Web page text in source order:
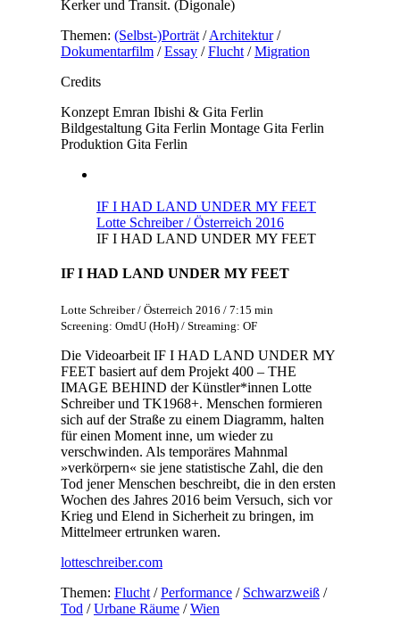
Kerker und Transit. (Digonale)
Themen: (Selbst-)Porträt/Architektur/
Dokumentarfilm/Essay/Flucht/Migration
Credits
Konzept Emran Ibishi & Gita Ferlin
Bildgestaltung Gita Ferlin Montage Gita Ferlin
Produktion Gita Ferlin
IF I HAD LAND UNDER MY FEET
Lotte Schreiber / Österreich 2016
IF I HAD LAND UNDER MY FEET
IF I HAD LAND UNDER MY FEET
Lotte Schreiber / Österreich 2016 / 7:15 min
Screening: OmdU (HoH) / Streaming: OF
Die Videoarbeit IF I HAD LAND UNDER MY
FEET basiert auf dem Projekt 400 – THE
IMAGE BEHIND der Künstler*innen Lotte
Schreiber und TK1968+. Menschen formieren
sich auf der Straße zu einem Diagramm, halten
für einen Moment inne, um wieder zu
verschwinden. Als temporäres Mahnmal
»verkörpern« sie jene statistische Zahl, die den
Tod jener Menschen beschreibt, die in den ersten
Wochen des Jahres 2016 beim Versuch, sich vor
Krieg und Elend in Sicherheit zu bringen, im
Mittelmeer ertrunken waren.
lotteschreiber.com
Themen: Flucht/Performance/ Schwarzweiß/
Tod /Urbane Räume/Wien